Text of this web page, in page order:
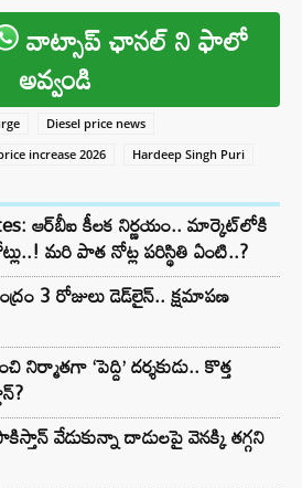
వాట్సాప్ ఛానల్ ని ఫాలో
అవ్వండి
Diesel price news
increase 2026 Hardeep Singh Puri
ఆర్‌బీఐ కీలక నిర్ణయం.. మార్కెట్‌లోకి
మరి పాత నోట్ల పరిస్థితి ఏంటి..?
3 రోజులు డెడ్‌లైన్.. క్షమాపణ
నిర్మాతగా ‘పెద్ది’ దర్శకుడు.. కొత్త
వేడుకున్నా దాడులపై వెనక్కి తగ్గని